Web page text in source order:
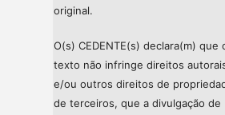
original.
O(s) CEDENTE(s) declara(m) que
texto não infringe direitos
e/ou outros direitos de
de terceiros, que a divulgação de